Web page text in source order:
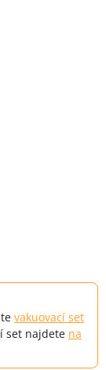
vakuovací set
set najdete na